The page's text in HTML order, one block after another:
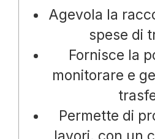
Agevola la
spese di
Fornisce la
monitorare e
Permette di